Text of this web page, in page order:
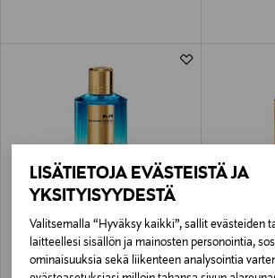
LISÄTIETOJA EVÄSTEISTÄ JA
YKSITYISYYDESTÄ
Valitsemalla “Hyväksy kaikki”, sallit evästeiden
laitteellesi sisällön ja mainosten personointia,
ominaisuuksia sekä liikenteen analysointia
MANCERA
Aoud Lemon Mint EdP -tuoksu 120 ml
Original Price
169,00 €
MANCERA
Ombre
Original
169,00 €